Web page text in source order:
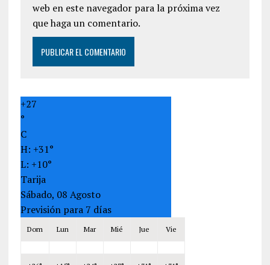
web en este navegador para la próxima vez
que haga un comentario.
+27
°
C
H: +31°
L: +10°
Tarija
Sábado, 08 Agosto
Previsión para 7 días
Dom Lun Mar Mié Jue Vie